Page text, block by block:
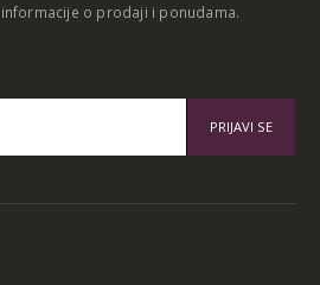
o prodaji i ponudama.